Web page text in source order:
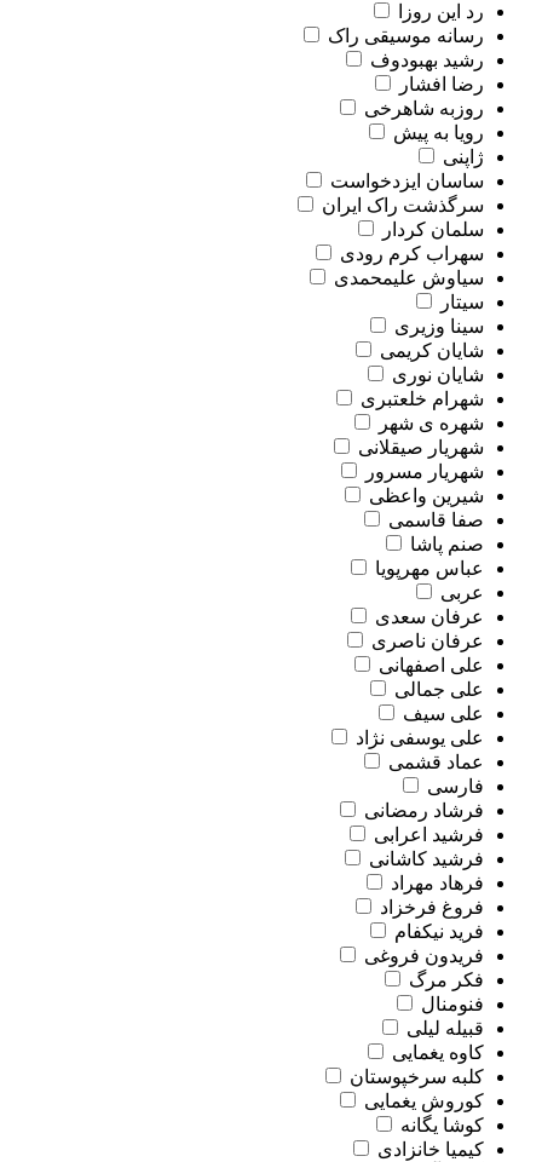
رد این روزا
رسانه موسیقی راک
رشید بهبودوف
رضا افشار
روزبه شاهرخی
رویا به پیش
ژاپنی
ساسان ایزدخواست
سرگذشت راک ایران
سلمان کردار
سهراب کرم رودی
سیاوش علیمحمدی
سیتار
سینا وزیری
شایان کریمی
شایان نوری
شهرام خلعتبری
شهره ی شهر
شهریار صیقلانی
شهریار مسرور
شیرین واعظی
صفا قاسمی
صنم پاشا
عباس مهرپویا
عربی
عرفان سعدی
عرفان ناصری
علی اصفهانی
علی جمالی
علی سیف
علی یوسفی نژاد
عماد قشمی
فارسی
فرشاد رمضانی
فرشید اعرابی
فرشید کاشانی
فرهاد مهراد
فروغ فرخزاد
فرید نیکفام
فریدون فروغی
فکر مرگ
فنومنال
قبیله لیلی
کاوه یغمایی
کلبه سرخپوستان
کوروش یغمایی
کوشا یگانه
کیمیا خانزادی